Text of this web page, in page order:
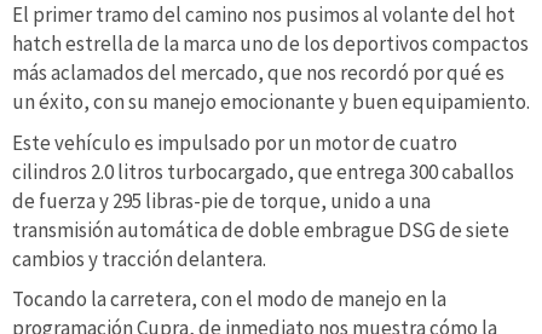
El primer tramo del camino nos pusimos al volante del hot
hatch estrella de la marca uno de los deportivos compactos
más aclamados del mercado, que nos recordó por qué es
un éxito, con su manejo emocionante y buen equipamiento.
Este vehículo es impulsado por un motor de cuatro
cilindros 2.0 litros turbocargado, que entrega 300 caballos
de fuerza y 295 libras-pie de torque, unido a una
transmisión automática de doble embrague DSG de siete
cambios y tracción delantera.
Tocando la carretera, con el modo de manejo en la
programación Cupra, de inmediato nos muestra cómo la